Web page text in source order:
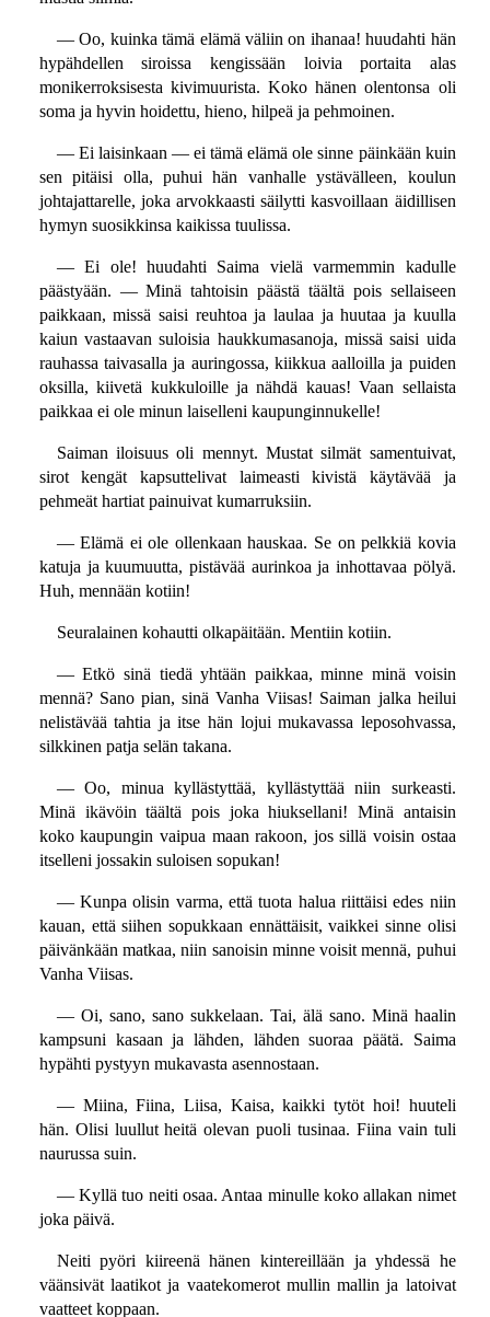
— Oo, kuinka tämä elämä väliin on ihanaa! huudahti hän
hypähdellen siroissa kengissään loivia portaita alas
monikerroksisesta kivimuurista. Koko hänen olentonsa oli
soma ja hyvin hoidettu, hieno, hilpeä ja pehmoinen.
— Ei laisinkaan — ei tämä elämä ole sinne päinkään kuin
sen pitäisi olla, puhui hän vanhalle ystävälleen, koulun
johtajattarelle, joka arvokkaasti säilytti kasvoillaan äidillisen
hymyn suosikkinsa kaikissa tuulissa.
— Ei ole! huudahti Saima vielä varmemmin kadulle
päästyään. — Minä tahtoisin päästä täältä pois sellaiseen
paikkaan, missä saisi reuhtoa ja laulaa ja huutaa ja kuulla
kaiun vastaavan suloisia haukkumasanoja, missä saisi uida
rauhassa taivasalla ja auringossa, kiikkua aalloilla ja puiden
oksilla, kiivetä kukkuloille ja nähdä kauas! Vaan sellaista
paikkaa ei ole minun laiselleni kaupunginnukelle!
Saiman iloisuus oli mennyt. Mustat silmät samentuivat,
sirot kengät kapsuttelivat laimeasti kivistä käytävää ja
pehmeät hartiat painuivat kumarruksiin.
— Elämä ei ole ollenkaan hauskaa. Se on pelkkiä kovia
katuja ja kuumuutta, pistävää aurinkoa ja inhottavaa pölyä.
Huh, mennään kotiin!
Seuralainen kohautti olkapäitään. Mentiin kotiin.
— Etkö sinä tiedä yhtään paikkaa, minne minä voisin
mennä? Sano pian, sinä Vanha Viisas! Saiman jalka heilui
nelistävää tahtia ja itse hän lojui mukavassa leposohvassa,
silkkinen patja selän takana.
— Oo, minua kyllästyttää, kyllästyttää niin surkeasti.
Minä ikävöin täältä pois joka hiuksellani! Minä antaisin
koko kaupungin vaipua maan rakoon, jos sillä voisin ostaa
itselleni jossakin suloisen sopukan!
— Kunpa olisin varma, että tuota halua riittäisi edes niin
kauan, että siihen sopukkaan ennättäisit, vaikkei sinne olisi
päivänkään matkaa, niin sanoisin minne voisit mennä, puhui
Vanha Viisas.
— Oi, sano, sano sukkelaan. Tai, älä sano. Minä haalin
kampsuni kasaan ja lähden, lähden suoraa päätä. Saima
hypähti pystyyn mukavasta asennostaan.
— Miina, Fiina, Liisa, Kaisa, kaikki tytöt hoi! huuteli
hän. Olisi luullut heitä olevan puoli tusinaa. Fiina vain tuli
naurussa suin.
— Kyllä tuo neiti osaa. Antaa minulle koko allakan nimet
joka päivä.
Neiti pyöri kiireenä hänen kintereillään ja yhdessä he
väänsivät laatikot ja vaatekomerot mullin mallin ja latoivat
vaatteet koppaan.